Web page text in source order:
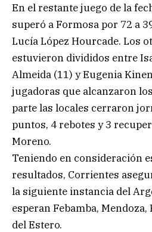
En el restante juego de la
superó a Formosa por 72 a
Lucía López Hourcade. Los
estuvieron divididos entre
Almeida (11) y Eugenia
jugadoras que alcanzaron
parte las locales cerraron
puntos, 4 rebotes y 3
Moreno.
Teniendo en consideración
resultados, Corrientes
la siguiente instancia del
esperan Febamba,
del Estero.